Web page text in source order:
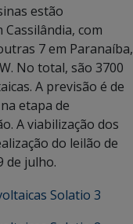
estão
com
7 em Paranaíba,
No total, são 3700
A previsão é de
etapa de
A viabilização dos
do leilão de
de julho.